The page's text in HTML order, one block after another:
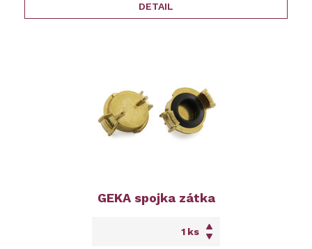
DETAIL
GEKA spojka zátka
ks